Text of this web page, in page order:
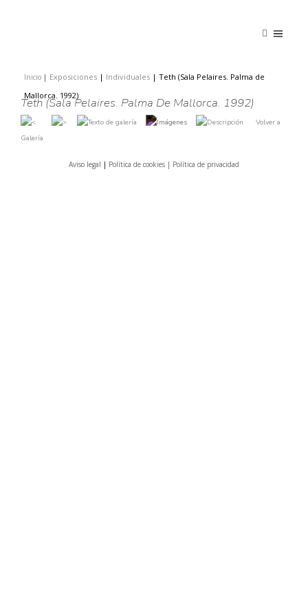
Inicio | Exposiciones | Individuales | Teth (Sala Pelaires. Palma de
Mallorca. 1992)
Teth (Sala Pelaires. Palma De Mallorca. 1992)
Volver a
Galería
Aviso legal | Política de cookies | Política de privacidad